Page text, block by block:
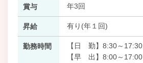
賞与 年3回
昇給 有り(年１回)
勤務時間
【日 勤】8:30～17:30
【早 出】8:00～17:00